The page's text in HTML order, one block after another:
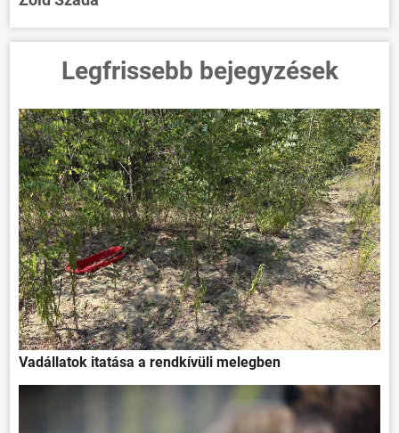
Legfrissebb bejegyzések
Vadállatok itatása a rendkívüli melegben